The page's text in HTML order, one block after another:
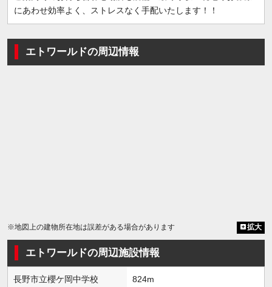
にあわせ効率よく、ストレスなく手配いたします！！
エトワールドの周辺情報
※地図上の建物所在地は誤差がある場合があります 拡大
エトワールドの周辺施設情報
長野市立櫻ケ岡中学校 824m